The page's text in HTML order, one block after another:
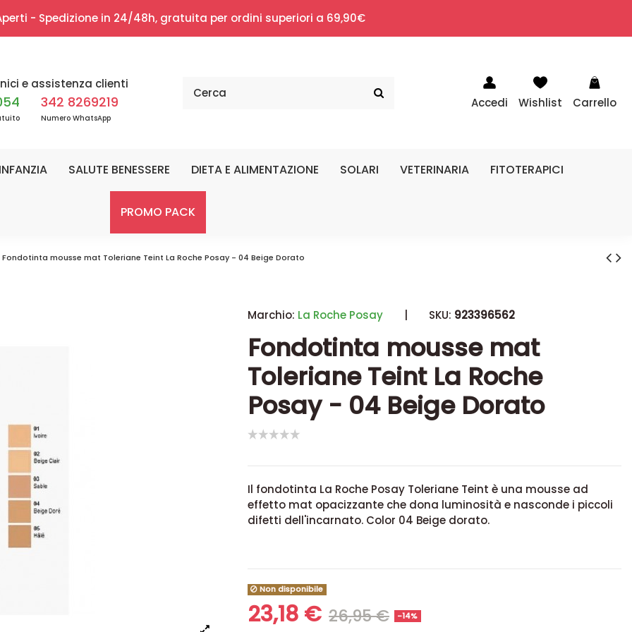
- Spedizione in 24/48h, gratuita per ordini superiori a 69,90€
e assistenza clienti
342 8269219
Numero WhatsApp
Accedi Wishlist Carrello
SALUTE BENESSERE DIETA E ALIMENTAZIONE SOLARI VETERINARIA FITOTERAPICI
PROMO PACK
Fondotinta mousse mat Toleriane Teint La Roche Posay - 04 Beige Dorato
Marchio: La Roche Posay | SKU: 923396562
Fondotinta mousse mat
Toleriane Teint La Roche
Posay - 04 Beige Dorato
Il fondotinta La Roche Posay Toleriane Teint è una mousse ad
effetto mat opacizzante che dona luminosità e nasconde i piccoli
difetti dell'incarnato. Color 04 Beige dorato.
Non disponibile
23,18 € 26,95 € -14%